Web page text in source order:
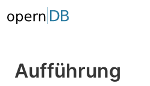
Aufführung